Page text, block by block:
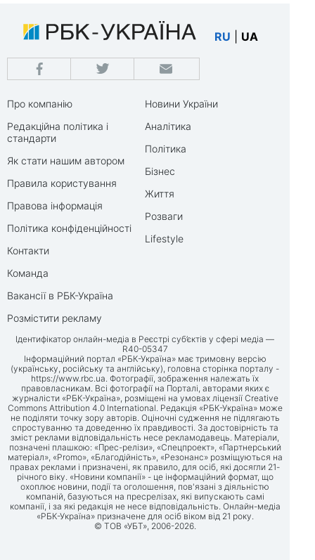
RU UA
Про компанію
Редакційна політика і
стандарти
Як стати нашим автором
Правила користування
Правова інформація
Політика конфіденційності
Контакти
Команда
Вакансії в РБК-Україна
Розмістити рекламу
Новини України
Аналітика
Політика
Бізнес
Життя
Розваги
Lifestyle
Ідентифікатор онлайн-медіа в Реєстрі суб’єктів у сфері медіа —
R40-05347
Інформаційний портал «РБК-Україна» має тримовну версію
(українську, російську та англійську), головна сторінка порталу -
https://www.rbc.ua. Фотографії, зображення належать їх
правовласникам. Всі фотографії на Порталі, авторами яких є
журналісти «РБК-Україна», розміщені на умовах ліцензії Creative
Commons Attribution 4.0 International. Редакція «РБК-Україна» може
не поділяти точку зору авторів. Оціночні судження не підлягають
спростуванню та доведенню їх правдивості. За достовірність та
зміст реклами відповідальність несе рекламодавець. Матеріали,
позначені плашкою: «Прес-релізи», «Спецпроект», «Партнерський
матеріал», «Promo», «Благодійність», «Резонанс» розміщуються на
правах реклами і призначені, як правило, для осіб, які досягли 21-
річного віку. «Новини компанії» - це інформаційний формат, що
охоплює новини, події та оголошення, пов'язані з діяльністю
компаній, базуються на пресрелізах, які випускають самі
компанії, і за які редакція не несе відповідальність. Онлайн-медіа
«РБК-Україна» призначене для осіб віком від 21 року.
© ТОВ «УБТ», 2006-2026.